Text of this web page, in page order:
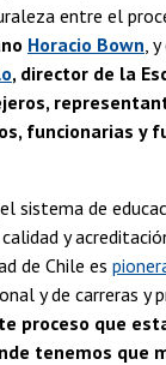
entre el
Horacio Bown ,
, director de la
funcionarias y
sistema de
y
de Chile es
y de carreras y
proceso que
tenemos que